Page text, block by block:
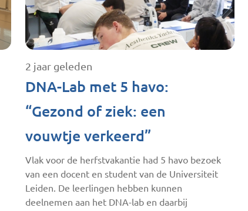
2 jaar geleden
DNA-Lab met 5 havo:
“Gezond of ziek: een
vouwtje verkeerd”
Vlak voor de herfstvakantie had 5 havo bezoek
van een docent en student van de Universiteit
Leiden. De leerlingen hebben kunnen
deelnemen aan het DNA-lab en daarbij